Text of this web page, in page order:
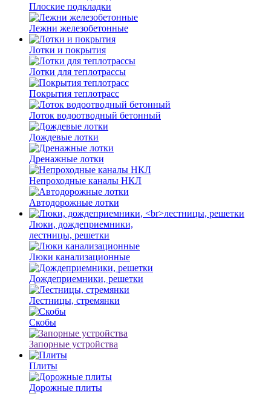
Плоские подкладки
Лежни железобетонные
Лотки и покрытия
Лотки для теплотрассы
Покрытия теплотрасс
Лоток водоотводный бетонный
Дождевые лотки
Дренажные лотки
Непроходные каналы НКЛ
Автодорожные лотки
Люки, дождеприемники,
лестницы, решетки
Люки канализационные
Дождеприемники, решетки
Лестницы, стремянки
Скобы
Запорные устройства
Плиты
Дорожные плиты